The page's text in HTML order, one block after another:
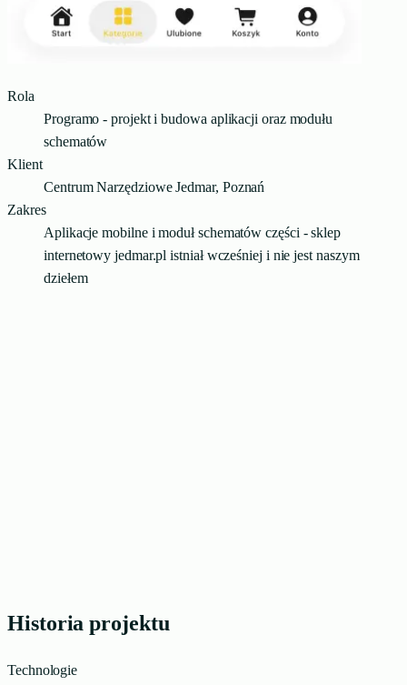
Rola
Programo - projekt i budowa aplikacji oraz modułu
schematów
Klient
Centrum Narzędziowe Jedmar, Poznań
Zakres
Aplikacje mobilne i moduł schematów części - sklep
internetowy jedmar.pl istniał wcześniej i nie jest naszym
dziełem
Historia projektu
Technologie